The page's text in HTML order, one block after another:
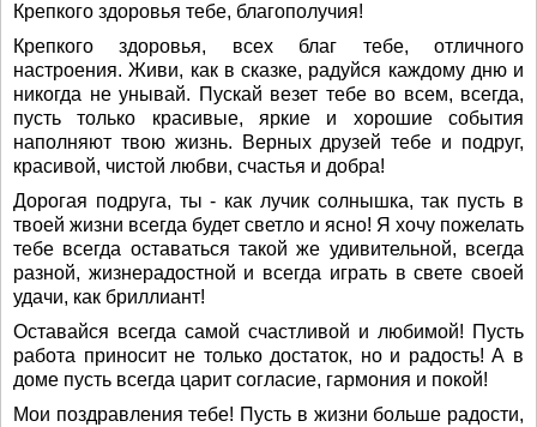
Крепкого здоровья тебе, благополучия!
Крепкого здоровья, всех благ тебе, отличного
настроения. Живи, как в сказке, радуйся каждому дню и
никогда не унывай. Пускай везет тебе во всем, всегда,
пусть только красивые, яркие и хорошие события
наполняют твою жизнь. Верных друзей тебе и подруг,
красивой, чистой любви, счастья и добра!
Дорогая подруга, ты - как лучик солнышка, так пусть в
твоей жизни всегда будет светло и ясно! Я хочу пожелать
тебе всегда оставаться такой же удивительной, всегда
разной, жизнерадостной и всегда играть в свете своей
удачи, как бриллиант!
Оставайся всегда самой счастливой и любимой! Пусть
работа приносит не только достаток, но и радость! А в
доме пусть всегда царит согласие, гармония и покой!
Мои поздравления тебе! Пусть в жизни больше радости,